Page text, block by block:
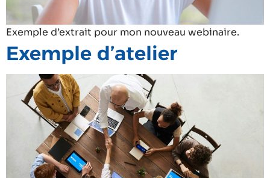
Exemple d’extrait pour mon nouveau webinaire.
Exemple d’atelier